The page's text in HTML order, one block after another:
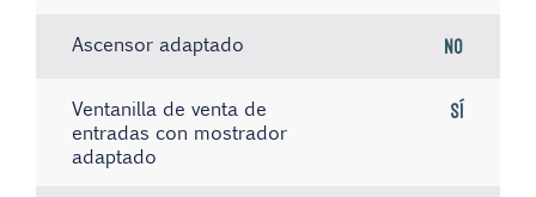
Ascensor adaptado No
Ventanilla de venta de
entradas con mostrador
adaptado
Sí